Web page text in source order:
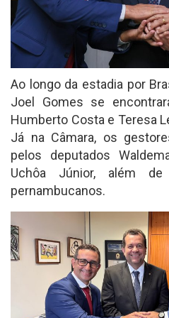
Ao longo da estadia por
Joel Gomes se
Humberto Costa e Teresa
Já na Câmara, os
pelos deputados
Uchôa Júnior, além de
pernambucanos.